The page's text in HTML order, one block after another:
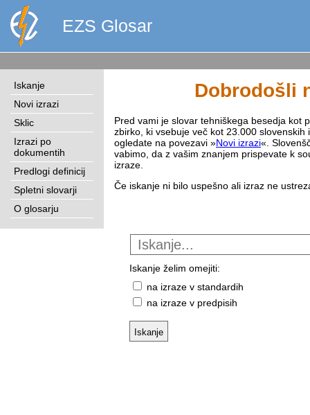
EZS Glosar
Iskanje
Novi izrazi
Sklic
Izrazi po
dokumentih
Predlogi definicij
Spletni slovarji
O glosarju
Dobrodošli
Pred vami je slovar tehniškega besedja kot
zbirko, ki vsebuje več kot 23.000
ogledate na povezavi »Novi izrazi«.
vabimo, da z vašim znanjem prispevate k
izraze.
Če iskanje ni bilo uspešno ali izraz ne
Iskanje želim omejiti:
na izraze v standardih
na izraze v predpisih